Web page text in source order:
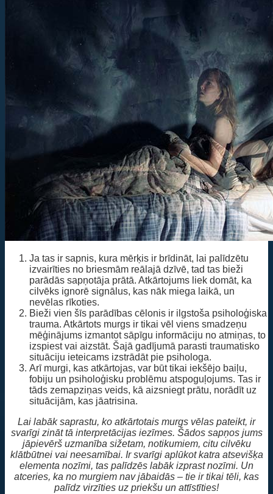
Ja tas ir sapnis, kura mērķis ir brīdināt, lai palīdzētu
izvairīties no briesmām reālajā dzīvē, tad tas bieži
parādās sapņotāja prātā. Atkārtojums liek domāt, ka
cilvēks ignorē signālus, kas nāk miega laikā, un
nevēlas rīkoties.
Bieži vien šīs parādības cēlonis ir ilgstoša psiholoģiska
trauma. Atkārtots murgs ir tikai vēl viens smadzeņu
mēģinājums izmantot sāpīgu informāciju no atmiņas, to
izspiest vai aizstāt. Šajā gadījumā parasti traumatisko
situāciju ieteicams izstrādāt pie psihologa.
Arī murgi, kas atkārtojas, var būt tikai iekšējo baiļu,
fobiju un psiholoģisku problēmu atspoguļojums. Tas ir
tāds zemapziņas veids, kā aizsniegt prātu, norādīt uz
situācijām, kas jāatrisina.
Lai labāk saprastu, ko atkārtotais murgs vēlas pateikt, ir
svarīgi zināt tā interpretācijas iezīmes. Šādos sapņos jums
jāpievērš uzmanība sižetam, notikumiem, citu cilvēku
klātbūtnei vai neesamībai. Ir svarīgi aplūkot katra atsevišķa
elementa nozīmi, tas palīdzēs labāk izprast nozīmi. Un
atceries, ka no murgiem nav jābaidās – tie ir tikai tēli, kas
palīdz virzīties uz priekšu un attīstīties!